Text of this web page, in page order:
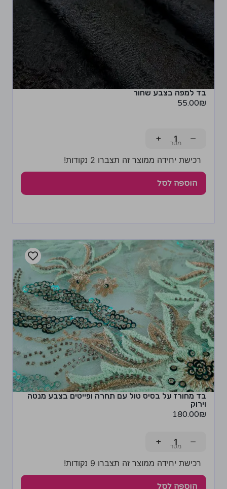
בד למפה בצבע שחור
55.00₪
−
+
רכישת יחידה ממוצר זה תצברו 2 נקודות!
הוספה לסל
בד מחורז על בסיס טול עם תחרה ופייטים בצבע מנטה
וירוק
180.00₪
−
+
רכישת יחידה ממוצר זה תצברו 9 נקודות!
הוספה לסל